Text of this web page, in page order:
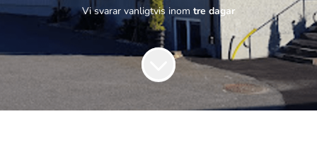
Vi svarar vanligtvis inom tre dagar